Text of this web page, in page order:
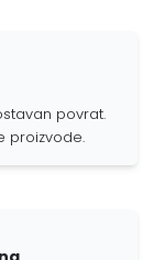
povrat.
proizvode.